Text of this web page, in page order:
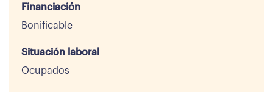
Financiación
Bonificable
Situación laboral
Ocupados